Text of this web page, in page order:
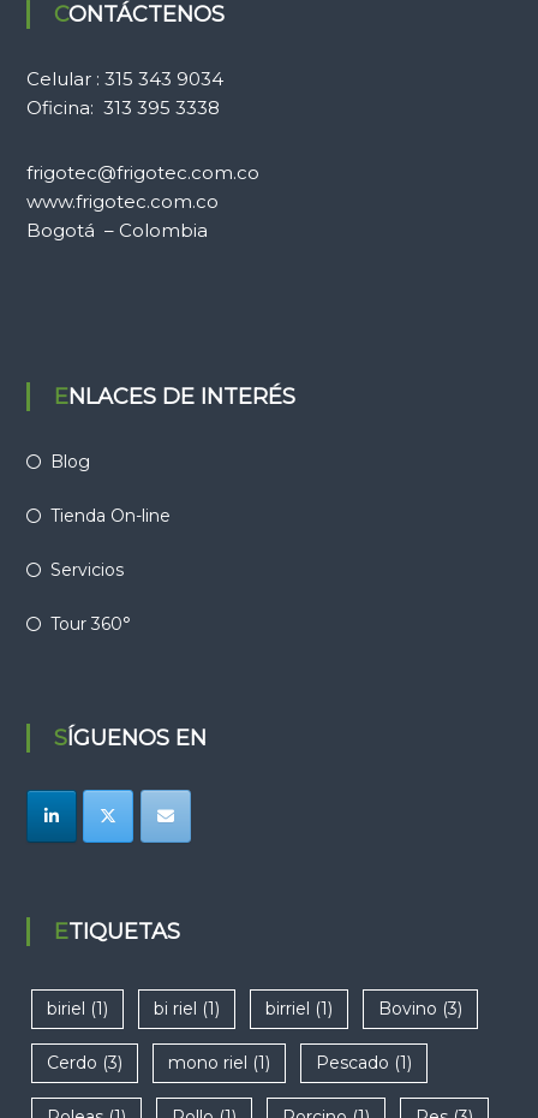
CONTÁCTENOS
Celular : 315 343 9034
Oficina: 313 395 3338
frigotec@frigotec.com.co
www.frigotec.com.co
Bogotá – Colombia
ENLACES DE INTERÉS
Blog
Tienda On-line
Servicios
Tour 360°
SÍGUENOS EN
ETIQUETAS
biriel (1) bi riel (1) birriel (1) Bovino (3)
Cerdo (3) mono riel (1) Pescado (1)